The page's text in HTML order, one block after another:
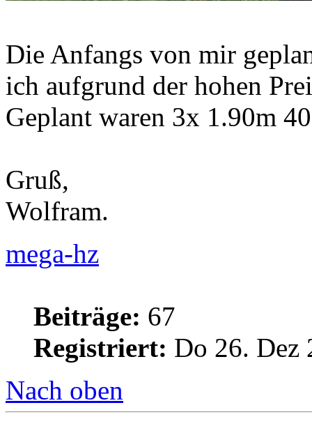
Die Anfangs von mir
ich aufgrund der hohen
Geplant waren 3x 1.90m
Gruß,
Wolfram.
mega-hz
Beiträge: 67
Registriert: Do 26. Dez
Nach oben